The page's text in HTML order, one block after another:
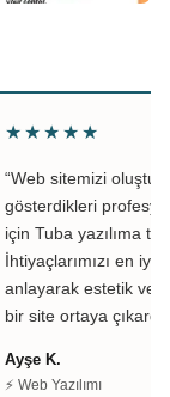
★★★★★
“Web sitemizi
gösterdikleri
için Tuba yazılıma
İhtiyaçlarımızı en iyi
anlayarak estetik ve
bir site ortaya
Ayşe K.
⚡ Web Yazılımı